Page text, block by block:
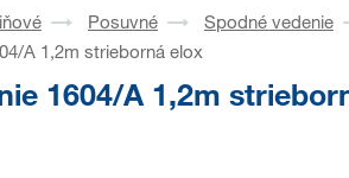
Posuvné Spodné vedenie
A 1,2m strieborná elox
1604/A 1,2m